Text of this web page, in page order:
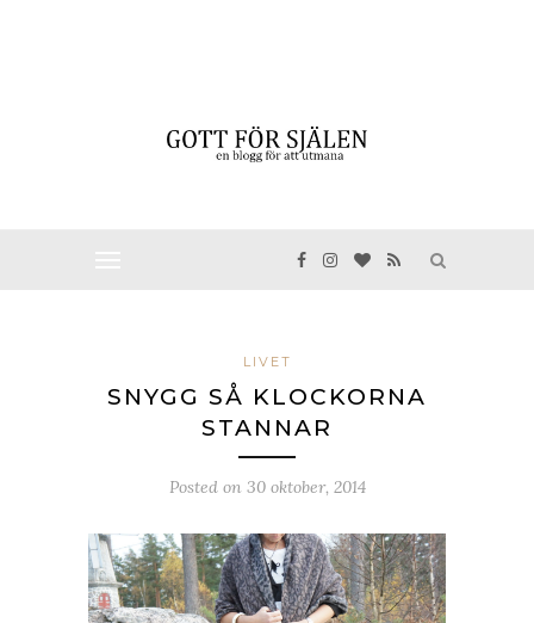
LIVET
SNYGG SÅ KLOCKORNA
STANNAR
Posted on 30 oktober, 2014